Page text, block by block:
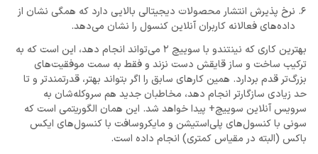
نرخ پذیرش انتشار محصولات دیجیتالی بالایی دارد که همگی نشان از
داده‌های فعالانه کاربران آنلاین کنسول را نشان می‌دهد.
بهترین کاری که نینتندو با سوییچ 2 می‌تواند انجام دهد، این است که به
ترکیب ساخت و ساز قایقش دست نزند و فقط به سمت موفقیت‌های
بزرگ‌تر قدم بردارد. همین کار‌های سابق را اگر بتواند بهتر، قدرتمند‌تر و تا
حد زیادی سازگارتر انجام دهد، مخاطبان جدید هم سروکله‌شان به
سرویس آنلاین سوییچ+ پیدا خواهد شد. این همان الگوریتمی است که
سونی با کنسول‌های پلی‌استیشن و مایکروسافت با کنسول‌های ایکس
باکس (البته در مقیاس کمتری) انجام داده است.